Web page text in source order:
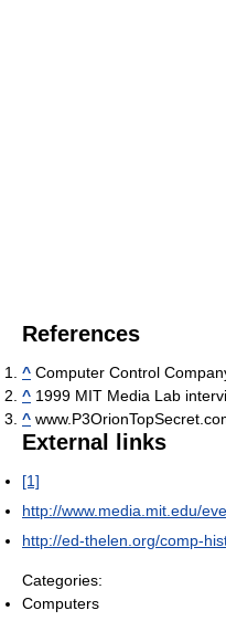
References
^ Computer Control
^ 1999 MIT Media Lab
^
External links
[1]
http://www.media.mit.edu/
http://ed-thelen.org/comp-
Categories:
Computers